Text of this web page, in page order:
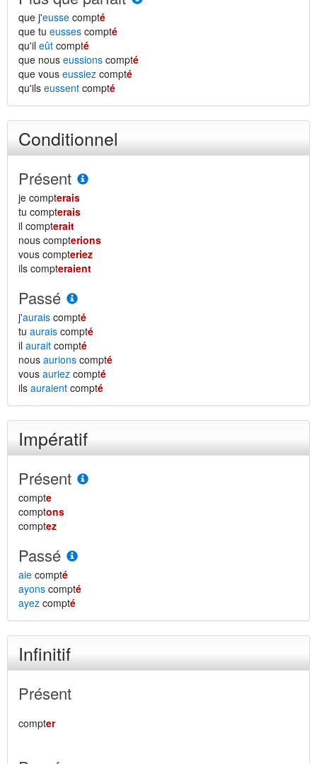
que j'eusse compté
que tu eusses compté
qu'il eût compté
que nous eussions compté
que vous eussiez compté
qu'ils eussent compté
Conditionnel
Présent
je compterais
tu compterais
il compterait
nous compterions
vous compteriez
ils compteraient
Passé
j'aurais compté
tu aurais compté
il aurait compté
nous aurions compté
vous auriez compté
ils auraient compté
Impératif
Présent
compte
comptons
comptez
Passé
aie compté
ayons compté
ayez compté
Infinitif
Présent
compter